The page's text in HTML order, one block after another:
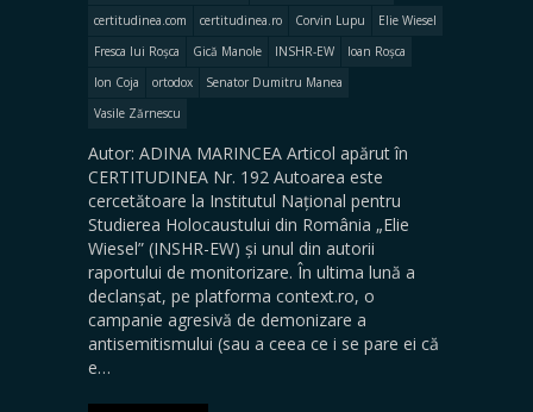
certitudinea.com
certitudinea.ro Corvin Lupu
Elie Wiesel
Fresca lui Roșca
Gică Manole INSHR-EW
Ioan Roșca
Ion Coja
ortodox
Senator Dumitru Manea
Vasile Zărnescu
Autor: ADINA MARINCEA Articol apărut în
CERTITUDINEA Nr. 192 Autoarea este
cercetătoare la Institutul Național pentru
Studierea Holocaustului din România „Elie
Wiesel” (INSHR-EW) și unul din autorii
raportului de monitorizare. În ultima lună a
declanșat, pe platforma context.ro, o
campanie agresivă de demonizare a
antisemitismului (sau a ceea ce i se pare ei că
e…